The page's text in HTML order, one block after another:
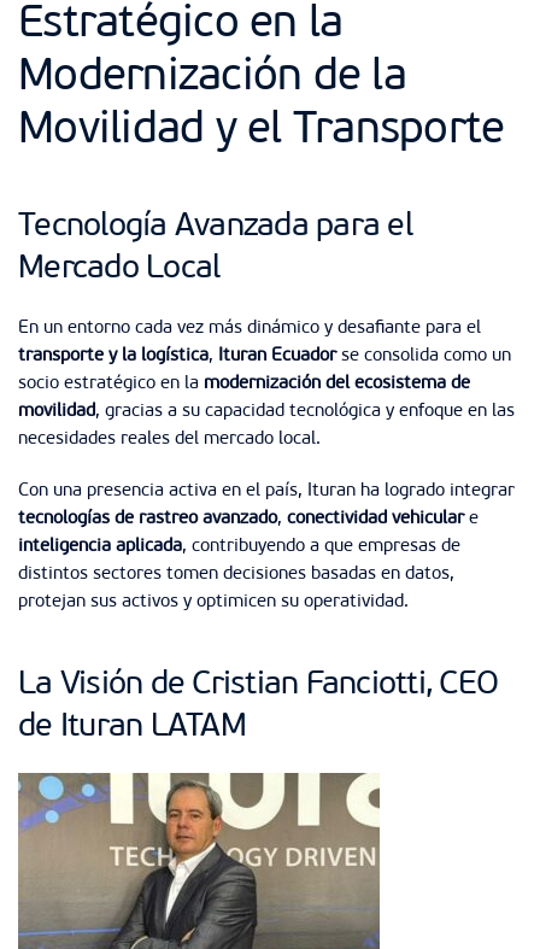
Estratégico en la
Modernización de la
Movilidad y el Transporte
Tecnología Avanzada para el
Mercado Local
En un entorno cada vez más dinámico y desafiante para el
transporte y la logística, Ituran Ecuadorse consolida como un
socio estratégico en la modernización del ecosistema de
movilidad, gracias a su capacidad tecnológica y enfoque en las
necesidades reales del mercado local.
Con una presencia activa en el país, Ituran ha logrado integrar
tecnologías de rastreo avanzado, conectividad vehiculare
inteligencia aplicada, contribuyendo a que empresas de
distintos sectores tomen decisiones basadas en datos,
protejan sus activos y optimicen su operatividad.
La Visión de Cristian Fanciotti, CEO
de Ituran LATAM